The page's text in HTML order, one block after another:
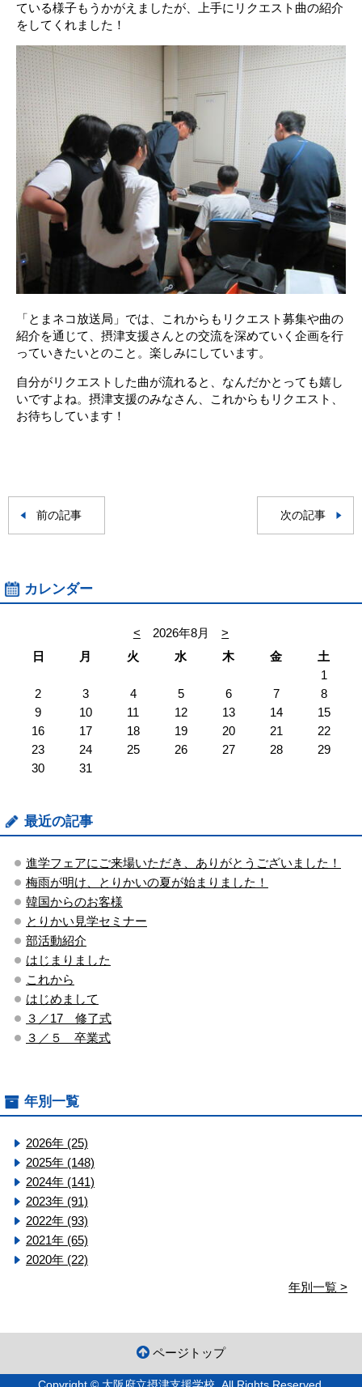
ている様子もうかがえましたが、上手にリクエスト曲の紹介
をしてくれました！
「とまネコ放送局」では、これからもリクエスト募集や曲の
紹介を通じて、摂津支援さんとの交流を深めていく企画を行
っていきたいとのこと。楽しみにしています。
自分がリクエストした曲が流れると、なんだかとっても嬉し
いですよね。摂津支援のみなさん、これからもリクエスト、
お待ちしています！
前の記事 次の記事
カレンダー
< 2026年8月
>
日
月 火 水 木 金
土
1
2
3 4 5 6 7
8
9
10 11 12 13 14
15
16
17 18 19 20 21
22
23
24 25 26 27 28
29
30
31
最近の記事
進学フェアにご来場いただき、ありがとうございました！
梅雨が明け、とりかいの夏が始まりました！
韓国からのお客様
とりかい見学セミナー
部活動紹介
はじまりました
これから
はじめまして
３／17 修了式
３／５ 卒業式
年別一覧
2026年 (25)
2025年 (148)
2024年 (141)
2023年 (91)
2022年 (93)
2021年 (65)
2020年 (22)
年別一覧 >
ページトップ